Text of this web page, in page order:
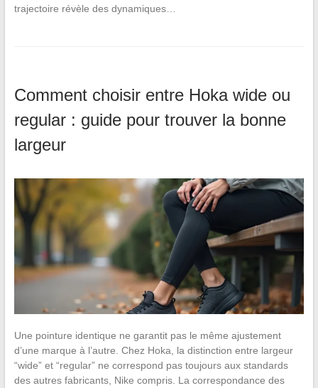
trajectoire révèle des dynamiques…
Comment choisir entre Hoka wide ou
regular : guide pour trouver la bonne
largeur
Une pointure identique ne garantit pas le même ajustement
d’une marque à l’autre. Chez Hoka, la distinction entre largeur
“wide” et “regular” ne correspond pas toujours aux standards
des autres fabricants, Nike compris. La correspondance des